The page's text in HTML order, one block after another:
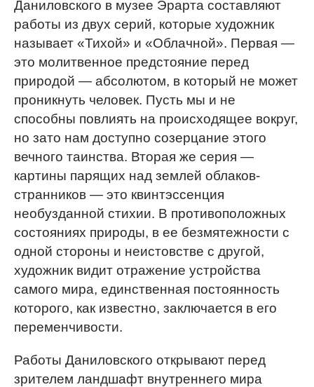
Даниловского в музее Эрарта составляют
работы из двух серий, которые художник
называет «Тихой» и «Облачной». Первая —
это молитвенное предстояние перед
природой — абсолютом, в который не может
проникнуть человек. Пусть мы и не
способны повлиять на происходящее вокруг,
но зато нам доступно созерцание этого
вечного таинства. Вторая же серия —
картины парящих над землей облаков-
странников — это квинтэссенция
необузданной стихии. В противоположных
состояниях природы, в ее безмятежности с
одной стороны и неистовстве с другой,
художник видит отражение устройства
самого мира, единственная постоянность
которого, как известно, заключается в его
переменчивости.
Работы Даниловского открывают перед
зрителем ландшафт внутреннего мира